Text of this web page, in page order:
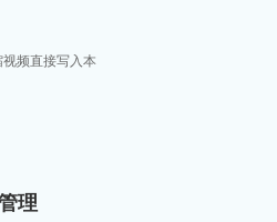
频直接写入本
理